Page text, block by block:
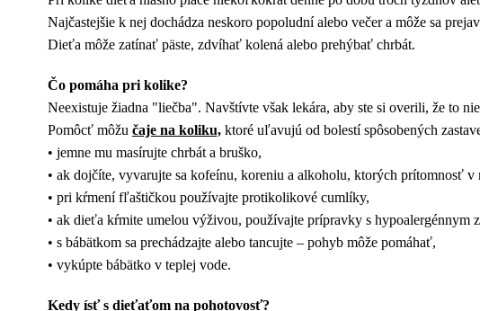
Najčastejšie k nej dochádza neskoro popoludní alebo večer a môže sa
Dieťa môže zatínať päste, zdvíhať kolená alebo prehýbať chrbát.
Čo pomáha pri kolike?
Neexistuje žiadna "liečba". Navštívte však lekára, aby ste si overili, že to
Pomôcť môžu čaje na koliku, ktoré uľavujú od bolestí spôsobených
• jemne mu masírujte chrbát a bruško,
• ak dojčíte, vyvarujte sa kofeínu, koreniu a alkoholu, ktorých prítomnosť
• pri kŕmení fľaštičkou používajte protikolikové cumlíky,
• ak dieťa kŕmite umelou výživou, používajte prípravky s hypoalergénnym
• s bábätkom sa prechádzajte alebo tancujte – pohyb môže pomáhať,
• vykúpte bábätko v teplej vode.
Kedy ísť s dieťaťom na pohotovosť?